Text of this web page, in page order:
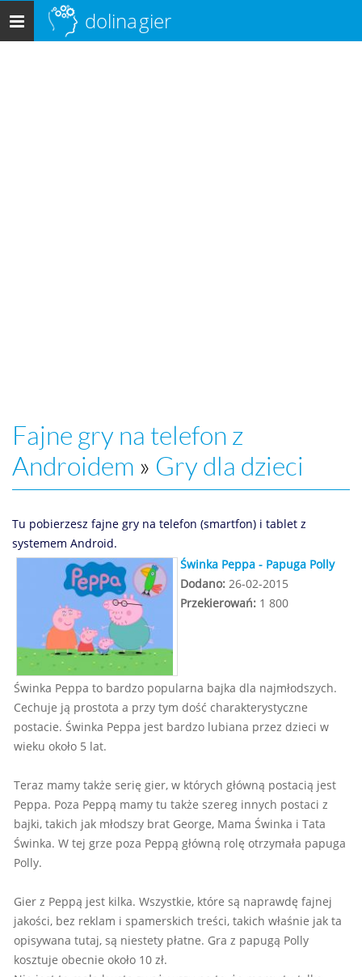
Menu
główne
dolinagier
Fajne gry na telefon z
Androidem » Gry dla dzieci
Tu pobierzesz fajne gry na telefon (smartfon) i tablet z
systemem Android.
Świnka Peppa - Papuga Polly
Dodano: 26-02-2015
Przekierowań: 1 800
Świnka Peppa to bardzo popularna bajka dla najmłodszych.
Cechuje ją prostota a przy tym dość charakterystyczne
postacie. Świnka Peppa jest bardzo lubiana przez dzieci w
wieku około 5 lat.
Teraz mamy także serię gier, w których główną postacią jest
Peppa. Poza Peppą mamy tu także szereg innych postaci z
bajki, takich jak młodszy brat George, Mama Świnka i Tata
Świnka. W tej grze poza Peppą główną rolę otrzymała papuga
Polly.
Gier z Peppą jest kilka. Wszystkie, które są naprawdę fajnej
jakości, bez reklam i spamerskich treści, takich właśnie jak ta
opisywana tutaj, są niestety płatne. Gra z papugą Polly
kosztuje obecnie około 10 zł.